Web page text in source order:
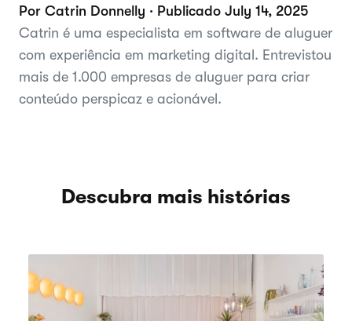
Por Catrin Donnelly · Publicado July 14, 2025
Catrin é uma especialista em software de aluguer
com experiência em marketing digital. Entrevistou
mais de 1.000 empresas de aluguer para criar
conteúdo perspicaz e acionável.
Descubra mais histórias